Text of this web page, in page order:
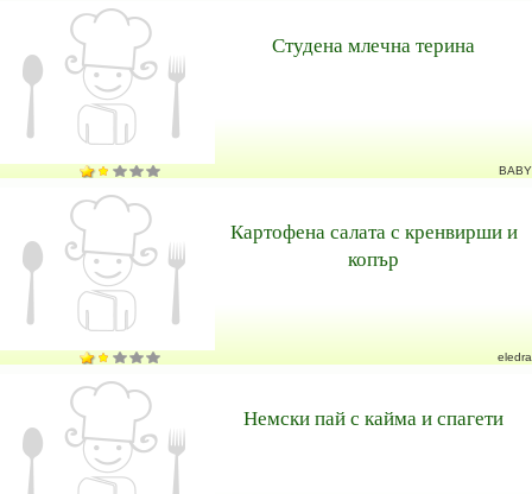
Студена млечна терина
BABY
Картофена салата с кренвирши и
копър
eledra
Немски пай с кайма и спагети